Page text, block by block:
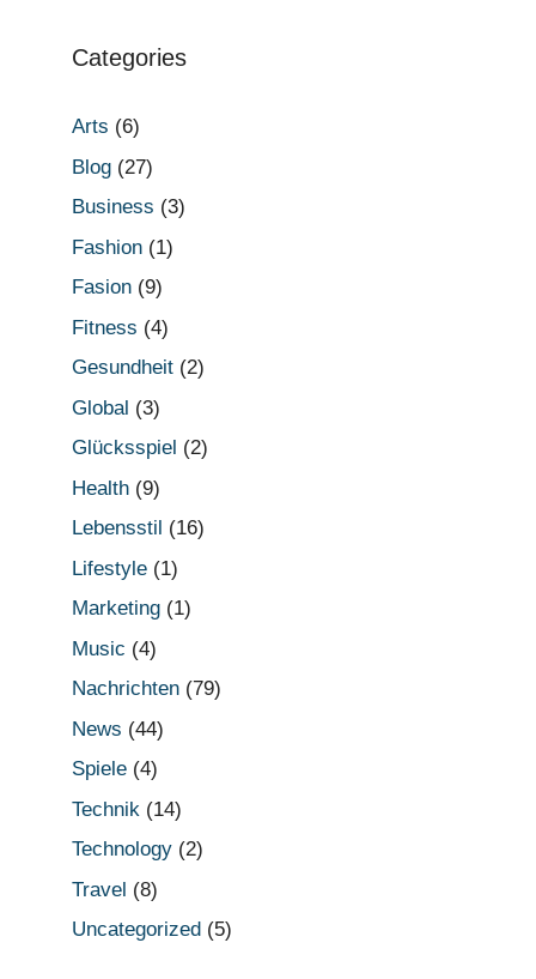
Categories
Arts (6)
Blog (27)
Business (3)
Fashion (1)
Fasion (9)
Fitness (4)
Gesundheit (2)
Global (3)
Glücksspiel (2)
Health (9)
Lebensstil (16)
Lifestyle (1)
Marketing (1)
Music (4)
Nachrichten (79)
News (44)
Spiele (4)
Technik (14)
Technology (2)
Travel (8)
Uncategorized (5)